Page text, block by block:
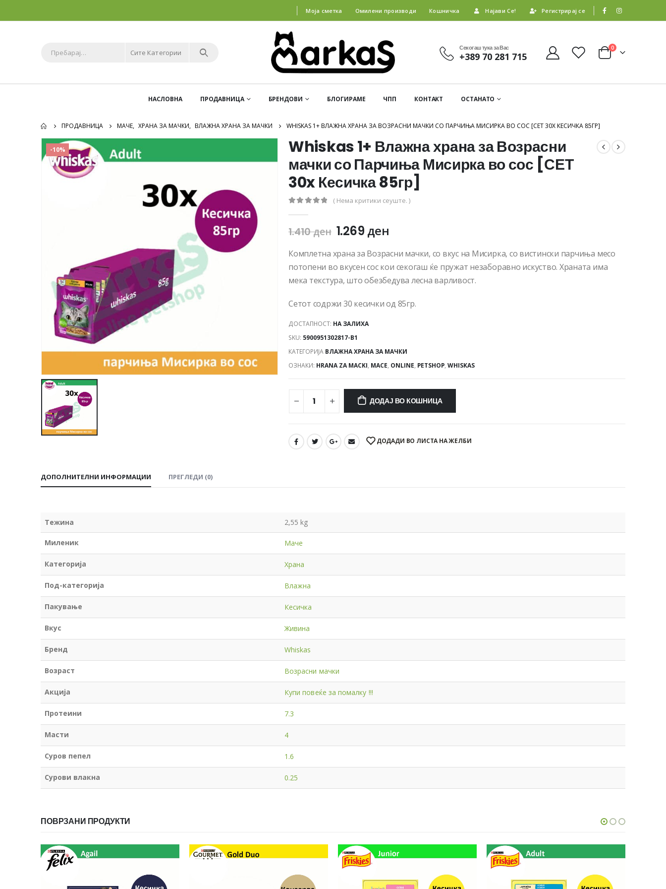
Моја сметка Омилени производи Кошничка Најави Се! Регистрирај се
Сите Категории
Секогаш тука за Вас
+389 70 281 715
0
НАСЛОВНА ПРОДАВНИЦА БРЕНДОВИ БЛОГИРАМЕ ЧПП КОНТАКТ ОСТАНАТО
ПРОДАВНИЦА МАЧЕ, ХРАНА ЗА МАЧКИ, ВЛАЖНА ХРАНА ЗА МАЧКИ WHISKAS 1+ ВЛАЖНА ХРАНА ЗА ВОЗРАСНИ МАЧКИ СО ПАРЧИЊА МИСИРКА ВО СОС [СЕТ 30X КЕСИЧКА 85ГР]
-10%
Whiskas 1+ Влажна храна за Возрасни
мачки со Парчиња Мисирка во сос [СЕТ
30x Кесичка 85гр]
( Нема критики сеуште. )
1.410ден 1.269 ден
Комплетна храна за Возрасни мачки, со вкус на Мисирка, со вистински парчиња месо
потопени во вкусен сос кои секогаш ќе пружат незаборавно искуство. Храната има
мека текстура, што обезбедува лесна варливост.
Сетот содржи 30 кесички од 85гр.
ДОСТАПНОСТ: НА ЗАЛИХА
SKU: 5900951302817-B1
КАТЕГОРИЈА ВЛАЖНА ХРАНА ЗА МАЧКИ
ОЗНАКИ: HRANA ZA MACKI, MACE, ONLINE, PETSHOP, WHISKAS
ДОДАЈ ВО КОШНИЦА
ДОДАДИ ВО ЛИСТА НА ЖЕЛБИ
ДОПОЛНИТЕЛНИ ИНФОРМАЦИИ ПРЕГЛЕДИ (0)
Тежина 2,55 kg
Миленик Маче
Категорија Храна
Под-категорија Влажна
Пакување Кесичка
Вкус Живина
Бренд Whiskas
Возраст Возрасни мачки
Акција Купи повеќе за помалку !!!
Протеини 7.3
Масти 4
Суров пепел 1.6
Сурови влакна 0.25
ПОВРЗАНИ ПРОДУКТИ